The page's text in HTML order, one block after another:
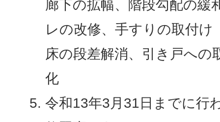
廊下の拡幅、階段勾配の緩
レの改修、手すりの取付け
床の段差解消、引き戸への
化
令和13年3月31日までに行